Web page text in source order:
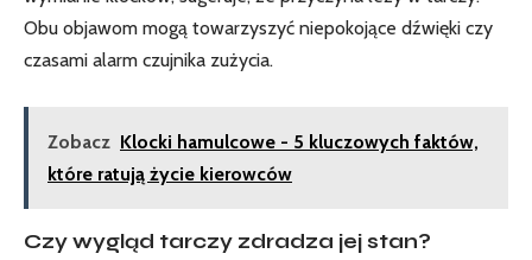
Obu objawom mogą towarzyszyć niepokojące dźwięki czy
czasami alarm czujnika zużycia.
Zobacz Klocki hamulcowe - 5 kluczowych faktów,
które ratują życie kierowców
Czy wygląd tarczy zdradza jej stan?